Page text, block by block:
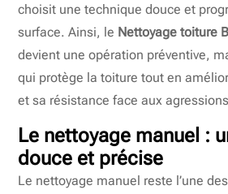
choisit une technique douce et
surface. Ainsi, le Nettoyage toiture
devient une opération préventive,
qui protège la toiture tout en
et sa résistance face aux
Le nettoyage manuel :
douce et précise
Le nettoyage manuel reste l’une